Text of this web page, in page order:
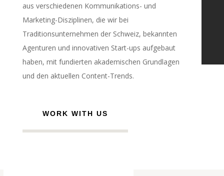
aus verschiedenen Kommunikations- und
Marketing-Disziplinen, die wir bei
Traditionsunternehmen der Schweiz, bekannten
Agenturen und innovativen Start-ups aufgebaut
haben, mit fundierten akademischen Grundlagen
und den aktuellen Content-Trends.
WORK WITH US